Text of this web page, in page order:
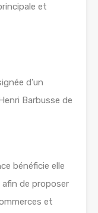
et
d’un
Barbusse de
bénéficie elle
de proposer
et